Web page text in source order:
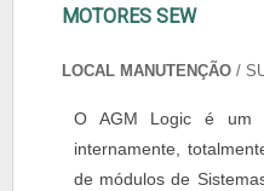
MOTORES SEW
LOCAL MANUTENÇÃO /
O AGM Logic é um
internamente,
de módulos de